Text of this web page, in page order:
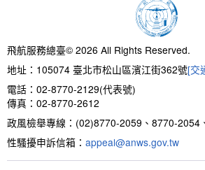
飛航服務總臺© 2026 All Rights Reserved.
地址：105074 臺北市松山區濱江街362號[交
電話：02-8770-2129(代表號)
傳真：02-8770-2612
政風檢舉專線：(02)8770-2059、8770-2054
性騷擾申訴信箱： appeal@anws.gov.tw